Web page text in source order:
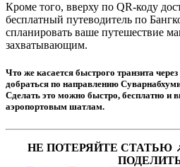
Кроме того, вверху по QR-коду
бесплатный путеводитель по
спланировать ваше путешествие
захватывающим.
Что же касается быстрого транзита
добраться по направлению
Сделать это можно быстро, бесплатно и
аэропортовым шатлам.
НЕ ПОТЕРЯЙТЕ СТАТЬЮ